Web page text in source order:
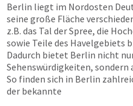
Berlin liegt im Nordosten
seine große Fläche
z.B. das Tal der Spree, die
sowie Teile des Havelgebiets
Dadurch bietet Berlin nicht
Sehenswürdigkeiten, sondern
So finden sich in Berlin
der bekannte